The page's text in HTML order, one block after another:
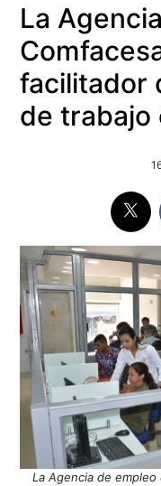
La
facilitador
de trabajo
La Agencia de